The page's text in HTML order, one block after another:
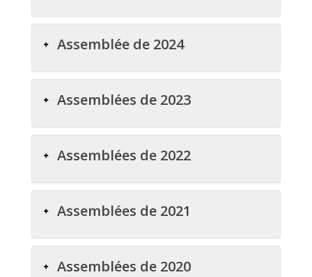
Assemblée de 2024
Assemblées de 2023
Assemblées de 2022
Assemblées de 2021
Assemblées de 2020